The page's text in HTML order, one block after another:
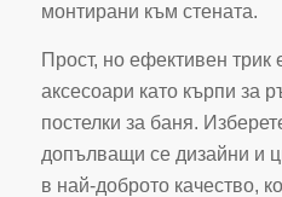
монтирани към стената.
Прост, но ефективен трик
аксесоари като кърпи за
постелки за баня.
допълващи се дизайни и
в най-доброто качество,